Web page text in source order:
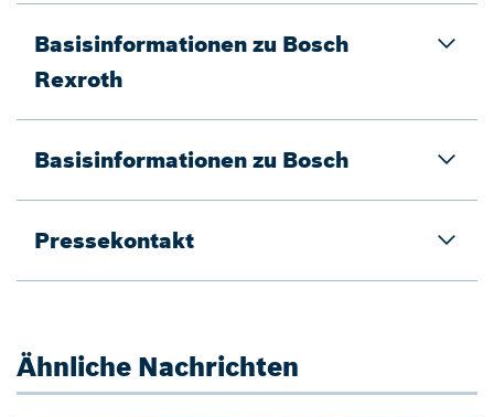
Basisinformationen zu Bosch
Rexroth
Basisinformationen zu Bosch
Pressekontakt
Ähnliche Nachrichten